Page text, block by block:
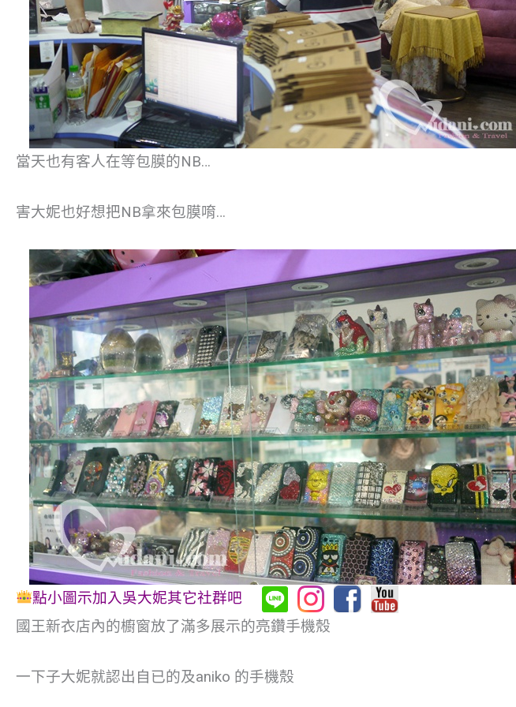
當天也有客人在等包膜的NB…
害大妮也好想把NB拿來包膜唷…
點小圖示加入吳大妮其它社群吧
國王新衣店內的櫥窗放了滿多展示的亮鑽手機殼
一下子大妮就認出自已的及aniko 的手機殼